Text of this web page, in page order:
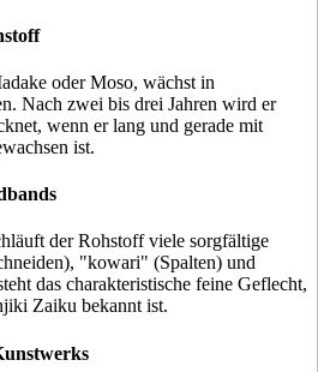
oder Moso, wächst in
Nach zwei bis drei Jahren wird er
wenn er lang und gerade mit
ist.
der Rohstoff viele sorgfältige
"kowari" (Spalten) und
das charakteristische feine Geflecht,
Zaiku bekannt ist.